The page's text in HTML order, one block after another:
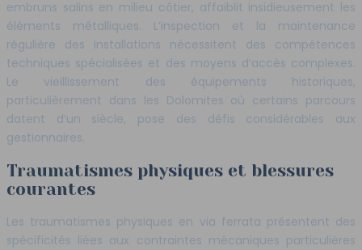
embruns salins en milieu côtier, affaiblit insidieusement les
éléments métalliques. L’inspection et la maintenance
régulière des installations nécessitent des compétences
techniques spécialisées et des moyens d’accès complexes.
Le vieillissement des équipements historiques,
particulièrement dans les Dolomites où certains parcours
datent d’un siècle, pose des défis considérables aux
gestionnaires.
Traumatismes physiques et blessures
courantes
Les traumatismes physiques en via ferrata présentent des
spécificités liées aux contraintes mécaniques particulières